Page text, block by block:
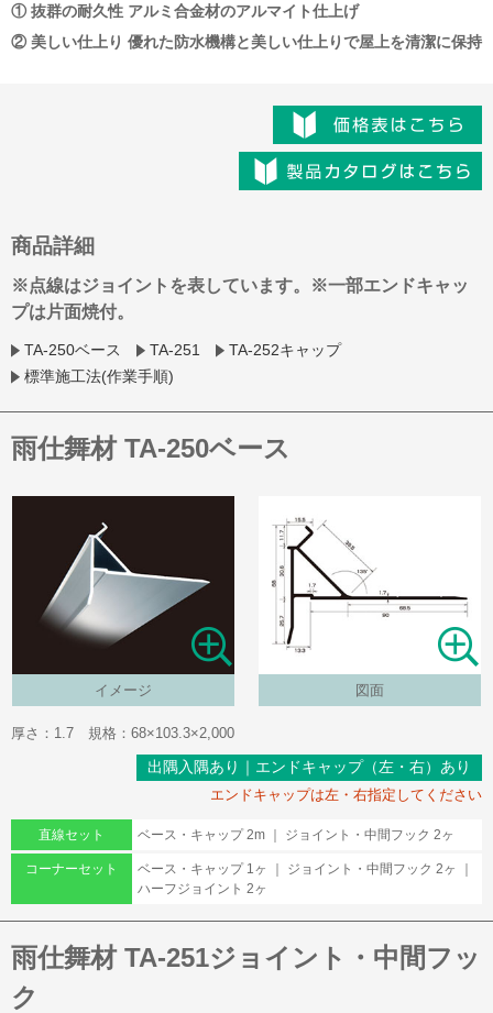
① 抜群の耐久性 アルミ合金材のアルマイト仕上げ
② 美しい仕上り 優れた防水機構と美しい仕上りで屋上を清潔に保持
商品詳細
※点線はジョイントを表しています。※一部エンドキャッ
プは片面焼付。
TA-250ベース TA-251
TA-252キャップ
標準施工法(作業手順)
雨仕舞材 TA-250ベース
イメージ 図面
厚さ：1.7 規格：68×103.3×2,000
出隅入隅あり ｜ エンドキャップ（左・右）あり
エンドキャップは左・右指定してください
直線セット ベース・キャップ 2m ｜ ジョイント・中間フック 2ヶ
コーナーセット
ベース・キャップ 1ヶ ｜ ジョイント・中間フック 2ヶ ｜
ハーフジョイント 2ヶ
雨仕舞材 TA-251ジョイント・中間フッ
ク